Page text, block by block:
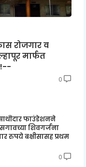
रोजगार व
मार्फत
0
फाउंडेशनने
शिवगर्जना
रुपये बक्षीसासह प्रथम
0